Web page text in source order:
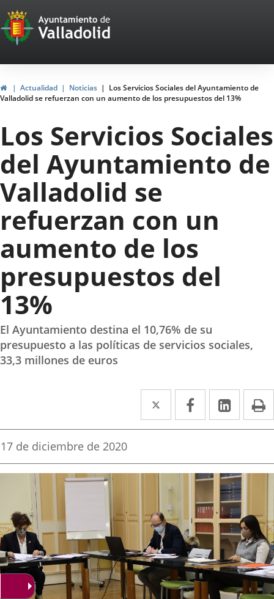
Portal
Web
del
Ayuntamiento
de
Valladolid
InicioActualidad Noticias
Los Servicios Sociales del Ayuntamiento de
Valladolid se refuerzan con un aumento de los presupuestos del 13%
Los Servicios Sociales
del Ayuntamiento de
Valladolid se
refuerzan con un
aumento de los
presupuestos del
13%
El Ayuntamiento destina el 10,76% de su
presupuesto a las políticas de servicios sociales,
33,3 millones de euros
Twitter
Enlace
a
aplicación
externa.
Facebook
Enlace
a
aplicación
externa.
Enlace
a
Fecha
la
noticia
17 de diciembre de 2020